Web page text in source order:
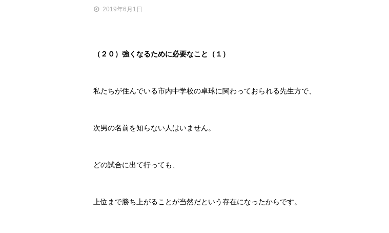
2019年6月1日
（２０） 強くなるために必要なこと（１）
私たちが住んでいる市内中学校の卓球に関わっておられる先生方で、
次男の名前を知らない人はいません。
どの試合に出て行っても、
上位まで勝ち上がることが当然だという存在になったからです。